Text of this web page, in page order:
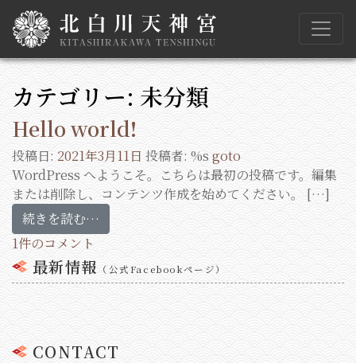
Main Navigation
カテゴリー: 未分類
Hello world!
投稿日: 2021年3月11日 投稿者: %s goto
WordPress へようこそ。こちらは最初の投稿です。編集
または削除し、コンテンツ作成を始めてください。 […]
続きを読む…
1件のコメント
最新情報 （公式Facebookページ）
CONTACT